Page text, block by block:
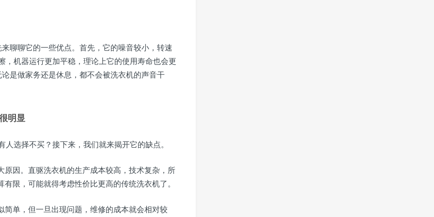
聊聊它的一些优点。首先，它的噪音较小，转速
，机器运行更加平稳，理论上它的使用寿命也会更
是做家务还是休息，都不会被洗衣机的声音干
明显
选择不买？接下来，我们就来揭开它的缺点。
原因。直驱洗衣机的生产成本较高，技术复杂，所
限，可能就得考虑性价比更高的传统洗衣机了。
简单，但一旦出现问题，维修的成本就会相对较